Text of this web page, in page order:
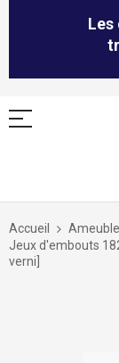
Les
Allez
contenu
Accueil
Jeux d'embouts
verni]